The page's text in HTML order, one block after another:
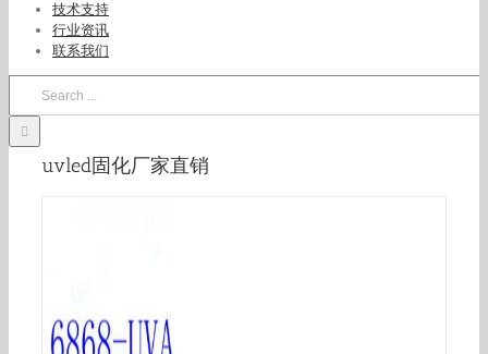
技术支持
行业资讯
联系我们
uvled固化厂家直销